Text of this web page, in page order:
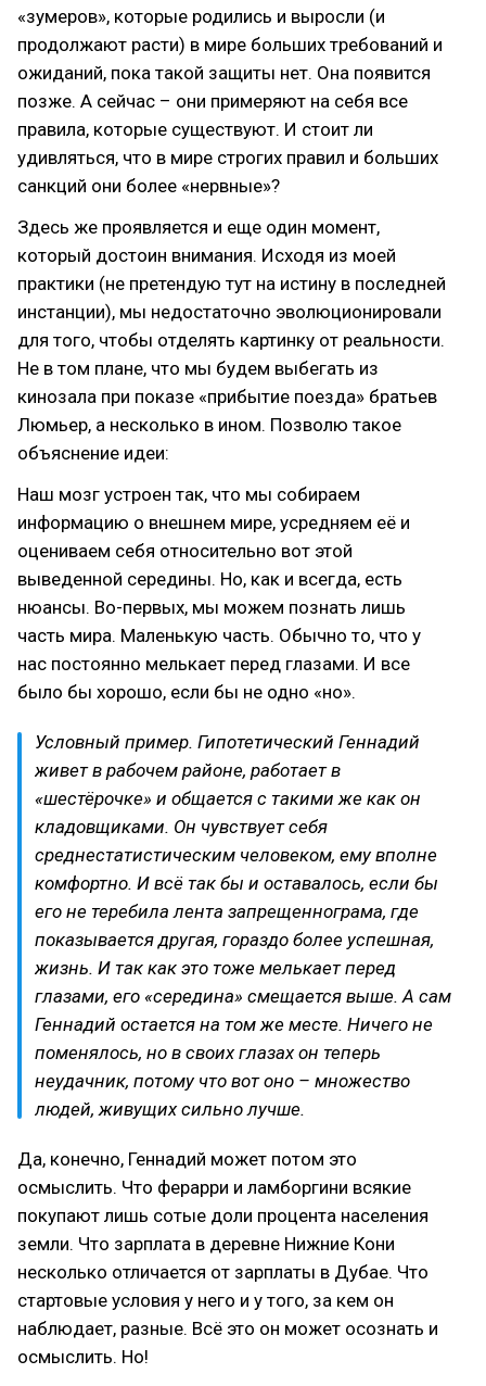
«зумеров», которые родились и выросли (и
продолжают расти) в мире больших требований и
ожиданий, пока такой защиты нет. Она появится
позже. А сейчас – они примеряют на себя все
правила, которые существуют. И стоит ли
удивляться, что в мире строгих правил и больших
санкций они более «нервные»?
Здесь же проявляется и еще один момент,
который достоин внимания. Исходя из моей
практики (не претендую тут на истину в последней
инстанции), мы недостаточно эволюционировали
для того, чтобы отделять картинку от реальности.
Не в том плане, что мы будем выбегать из
кинозала при показе «прибытие поезда» братьев
Люмьер, а несколько в ином. Позволю такое
объяснение идеи:
Наш мозг устроен так, что мы собираем
информацию о внешнем мире, усредняем её и
оцениваем себя относительно вот этой
выведенной середины. Но, как и всегда, есть
нюансы. Во-первых, мы можем познать лишь
часть мира. Маленькую часть. Обычно то, что у
нас постоянно мелькает перед глазами. И все
было бы хорошо, если бы не одно «но».
Условный пример. Гипотетический Геннадий
живет в рабочем районе, работает в
«шестёрочке» и общается с такими же как он
кладовщиками. Он чувствует себя
среднестатистическим человеком, ему вполне
комфортно. И всё так бы и оставалось, если бы
его не теребила лента запрещеннограма, где
показывается другая, гораздо более успешная,
жизнь. И так как это тоже мелькает перед
глазами, его «середина» смещается выше. А сам
Геннадий остается на том же месте. Ничего не
поменялось, но в своих глазах он теперь
неудачник, потому что вот оно – множество
людей, живущих сильно лучше.
Да, конечно, Геннадий может потом это
осмыслить. Что ферарри и ламборгини всякие
покупают лишь сотые доли процента населения
земли. Что зарплата в деревне Нижние Кони
несколько отличается от зарплаты в Дубае. Что
стартовые условия у него и у того, за кем он
наблюдает, разные. Всё это он может осознать и
осмыслить. Но!